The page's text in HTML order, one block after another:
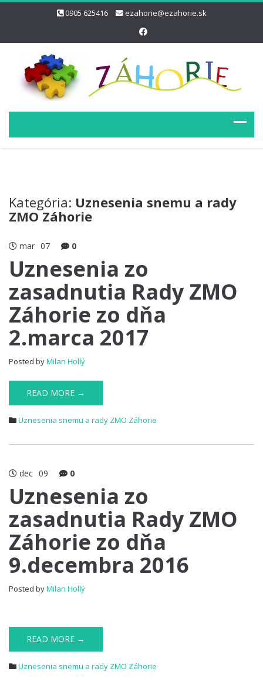
0905 625416 ezahorie@ezahorie.sk
Kategória: Uznesenia snemu a rady
ZMO Záhorie
mar 07 0
Uznesenia zo
zasadnutia Rady ZMO
Záhorie zo dňa
2.marca 2017
Posted byMilan Hollý
READ MORE →
Uznesenia snemu a rady ZMO Záhorie
dec 09 0
Uznesenia zo
zasadnutia Rady ZMO
Záhorie zo dňa
9.decembra 2016
Posted byMilan Hollý
READ MORE →
Uznesenia snemu a rady ZMO Záhorie